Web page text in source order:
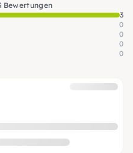
Bewertungen
3
0
0
0
0